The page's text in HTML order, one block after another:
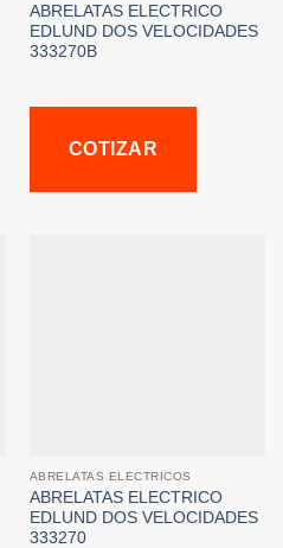
ABRELATAS ELECTRICO
EDLUND DOS VELOCIDADES
333270B
COTIZAR
ABRELATAS ELECTRICOS
ABRELATAS ELECTRICO
EDLUND DOS VELOCIDADES
333270